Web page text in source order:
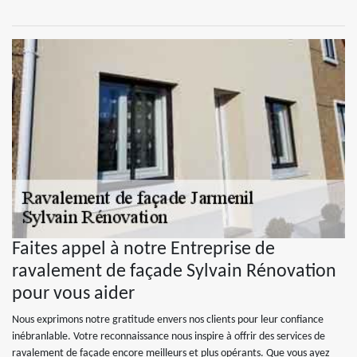
Faites appel à notre Entreprise de
ravalement de façade Sylvain Rénovation
pour vous aider
Nous exprimons notre gratitude envers nos clients pour leur confiance
inébranlable. Votre reconnaissance nous inspire à offrir des services de
ravalement de façade encore meilleurs et plus opérants. Que vous ayez